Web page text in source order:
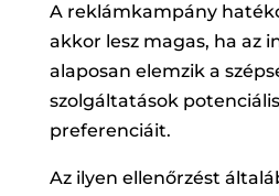
A reklámkampány
akkor lesz magas, ha az
alaposan elemzik a
szolgáltatások
preferenciáit.
Az ilyen ellenőrzést